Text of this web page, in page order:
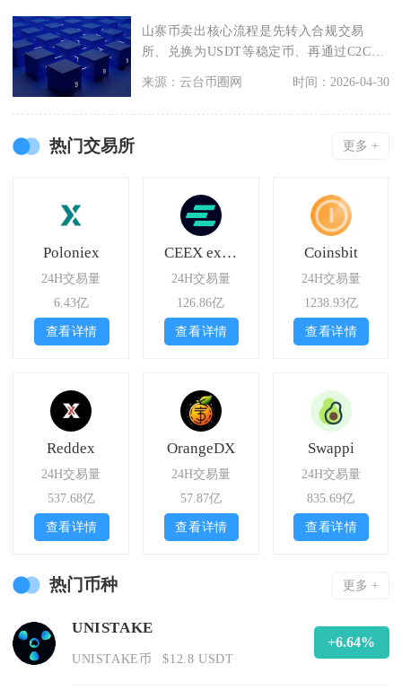
山寨币卖出核心流程是先转入合规交易
所、兑换为USDT等稳定币、再通过C2C或
法币通道提现，
来源：云台币圈网 时间：2026-04-30
热门交易所 更多 +
Poloniex
24H交易量
6.43亿
查看详情
CEEX exchange
24H交易量
126.86亿
查看详情
Coinsbit
24H交易量
1238.93亿
查看详情
Reddex
24H交易量
537.68亿
查看详情
OrangeDX
24H交易量
57.87亿
查看详情
Swappi
24H交易量
835.69亿
查看详情
热门币种 更多 +
UNISTAKE
UNISTAKE币 $12.8 USDT
+6.64%